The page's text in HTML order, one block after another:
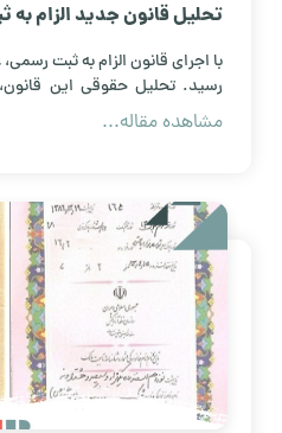
تحلیل قانون جدید الزام به
عصر قولنامه‌های دستی
با اجرای قانون الزام به ثبت
رسید. تحلیل حقوقی این
امنیت معاملات ملکی را اینجا
مشاهده مقاله...